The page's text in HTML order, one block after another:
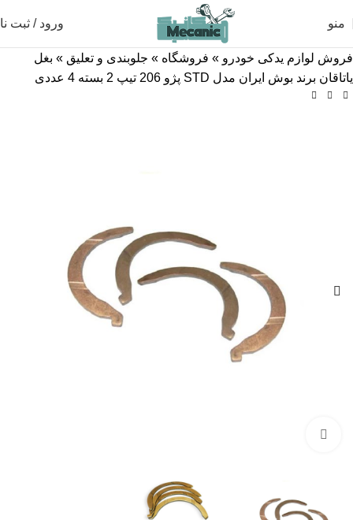
منو ورود / ثبت
فروش لوازم یدکی خودرو » فروشگاه » جلوبندی و تعلیق » بغل
یاتاقان برند بوش ایران مدل STD پژو 206 تیپ 2 بسته 4 عددی